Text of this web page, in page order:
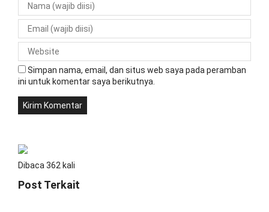
Simpan nama, email, dan situs web saya pada peramban
ini untuk komentar saya berikutnya.
Dibaca 362 kali
Post Terkait